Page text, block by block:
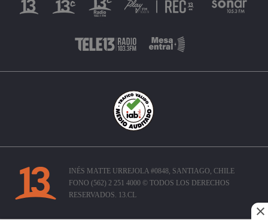
INÉS MATTE URREJOLA #0848, SANTIAGO, CHILE
FONO (562) 2 251 4000 © TODOS LOS DERECHOS
RESERVADOS. 13.CL